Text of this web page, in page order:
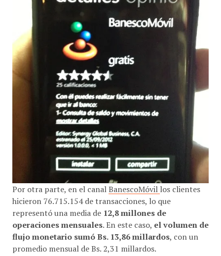
Por otra parte, en el canal BanescoMóvillos clientes
hicieron 76.715.154 de transacciones, lo que
representó una media de12,8 millones de
operaciones mensuales . En este caso,el volumen de
flujo monetario sumó Bs. 13,86 millardos, con un
promedio mensual de Bs. 2,31 millardos.